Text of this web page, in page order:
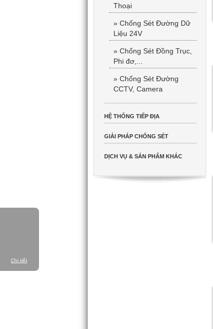
Chi tiết
Thoại
» Chống Sét Đường Dữ
Liệu 24V
» Chống Sét Đồng Trục,
Phi đơ,...
» Chống Sét Đường
CCTV, Camera
HỆ THỐNG TIẾP ĐỊA
GIẢI PHÁP CHỐNG SÉT
DỊCH VỤ & SẢN PHẨM KHÁC